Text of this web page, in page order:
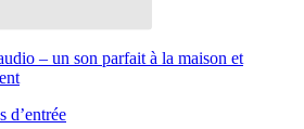
– un son parfait à la maison et
d’entrée